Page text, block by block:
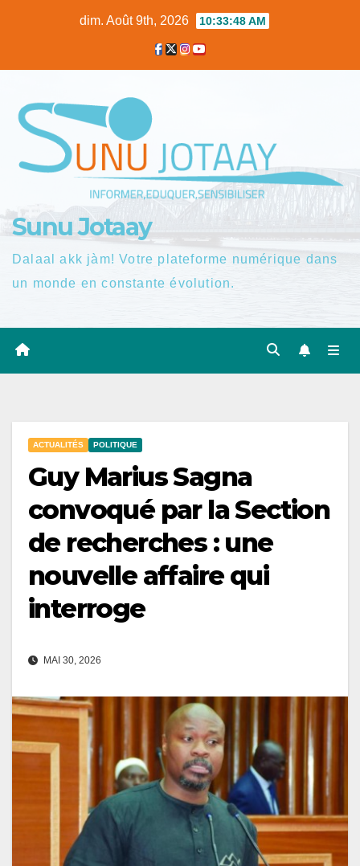
dim. Août 9th, 2026 10:33:49 AM
Sunu Jotaay
Dalaal akk jàm! Votre plateforme numérique dans
un monde en constante évolution.
ACTUALITÉS POLITIQUE
Guy Marius Sagna
convoqué par la Section
de recherches : une
nouvelle affaire qui
interroge
MAI 30, 2026